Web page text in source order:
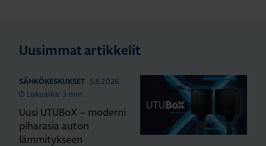
Uusimmat artikkelit
SÄHKÖKESKUKSET
5.8.2026
Lukuaika: 3 min
Uusi UTUBoX – moderni
piharasia auton
lämmitykseen